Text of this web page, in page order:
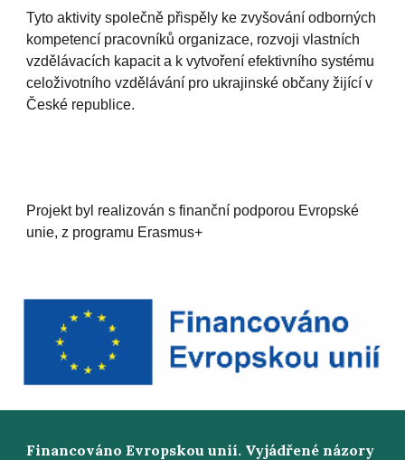
Tyto aktivity společně přispěly ke zvyšování odborných
kompetencí pracovníků organizace, rozvoji vlastních
vzdělávacích kapacit a k vytvoření efektivního systému
celoživotního vzdělávání pro ukrajinské občany žijící v
České republice.
Projekt byl realizován s finanční podporou Evropské
unie, z programu Erasmus+
Financováno Evropskou unií. Vyjádřené názory